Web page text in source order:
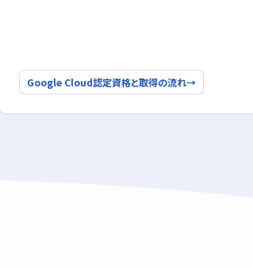
Google Cloud認定資格と取得の流れ→